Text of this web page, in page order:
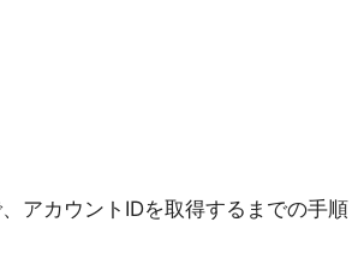
アカウントIDを取得するまでの手順